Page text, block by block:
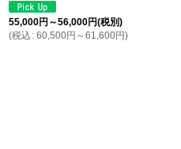
55,000円 ～56,000円(税別)
(税込 : 60,500円 ～61,600円)